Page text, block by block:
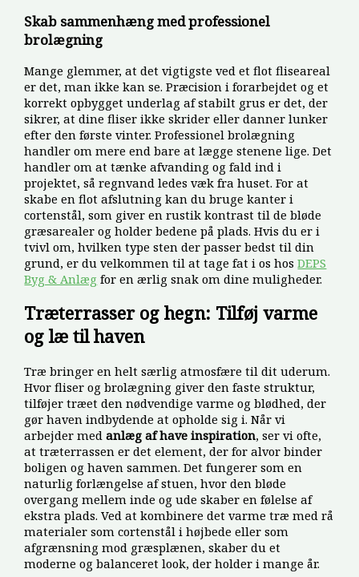
Skab sammenhæng med professionel
brolægning
Mange glemmer, at det vigtigste ved et flot fliseareal
er det, man ikke kan se. Præcision i forarbejdet og et
korrekt opbygget underlag af stabilt grus er det, der
sikrer, at dine fliser ikke skrider eller danner lunker
efter den første vinter. Professionel brolægning
handler om mere end bare at lægge stenene lige. Det
handler om at tænke afvanding og fald ind i
projektet, så regnvand ledes væk fra huset. For at
skabe en flot afslutning kan du bruge kanter i
cortenstål, som giver en rustik kontrast til de bløde
græsarealer og holder bedene på plads. Hvis du er i
tvivl om, hvilken type sten der passer bedst til din
grund, er du velkommen til at tage fat i os hosDEPS
Byg & Anlæg for en ærlig snak om dine muligheder.
Træterrasser og hegn: Tilføj varme
og læ til haven
Træ bringer en helt særlig atmosfære til dit uderum.
Hvor fliser og brolægning giver den faste struktur,
tilføjer træet den nødvendige varme og blødhed, der
gør haven indbydende at opholde sig i. Når vi
arbejder medanlæg af have inspiration, ser vi ofte,
at træterrassen er det element, der for alvor binder
boligen og haven sammen. Det fungerer som en
naturlig forlængelse af stuen, hvor den bløde
overgang mellem inde og ude skaber en følelse af
ekstra plads. Ved at kombinere det varme træ med rå
materialer som cortenstål i højbede eller som
afgrænsning mod græsplænen, skaber du et
moderne og balanceret look, der holder i mange år.